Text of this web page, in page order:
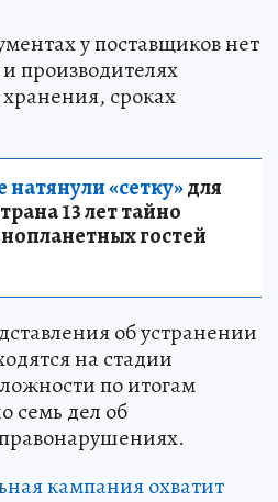
у поставщиков нет
производителях
сроках
«сетку»для
13 лет тайно
гостей
об устранении
на стадии
по итогам
семь дел об
кампания охватит